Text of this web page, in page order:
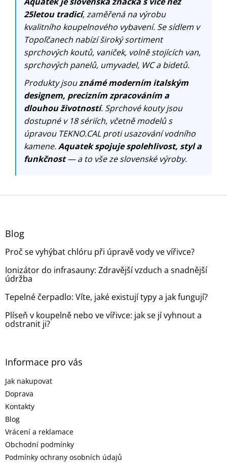
25letou tradicí, zaměřená na výrobu
kvalitního koupelnového vybavení. Se sídlem v
Topoľčanech nabízí široký sortiment
sprchových koutů, vaniček, volně stojících van,
sprchových panelů, umyvadel, WC a bidetů.
Produkty jsouznámé moderním italským
designem, precizním zpracováním a
dlouhou životností. Sprchové kouty jsou
dostupné v 18 sériích, včetně modelů s
úpravou TEKNO.CAL proti usazování vodního
kamene.Aquatek spojuje spolehlivost, styl a
funkčnost— a to vše ze slovenské výroby.
Z
Blog
Proč se vyhýbat chlóru při úpravě vody ve vířivce?
Ionizátor do infrasauny: Zdravější vzduch a snadnější
údržba
Tepelné čerpadlo: Víte, jaké existují typy a jak fungují?
Plíseň v koupelně nebo ve vířivce: jak se jí vyhnout a
odstranit ji?
Informace pro vás
Jak nakupovat
Doprava
Kontakty
Blog
Vrácení a reklamace
Obchodní podmínky
Podmínky ochrany osobních údajů